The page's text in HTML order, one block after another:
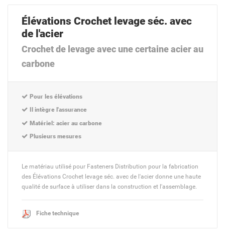
Élévations Crochet levage séc. avec
de l'acier
Crochet de levage avec une certaine acier au
carbone
Pour les élévations
Il intègre l'assurance
Matériel: acier au carbone
Plusieurs mesures
Le matériau utilisé pour Fasteners Distribution pour la fabrication
des Élévations Crochet levage séc. avec de l'acier donne une haute
qualité de surface à utiliser dans la construction et l'assemblage.
Fiche technique